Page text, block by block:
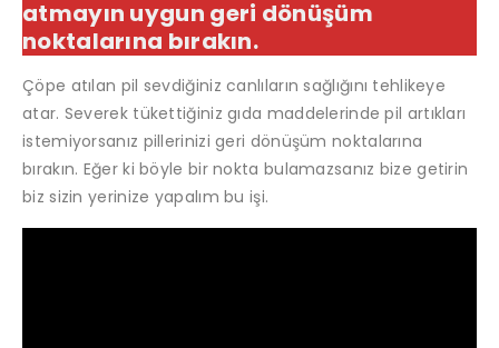
atmayın uygun geri dönüşüm
noktalarına bırakın.
Çöpe atılan pil sevdiğiniz canlıların sağlığını tehlikeye
atar. Severek tükettiğiniz gıda maddelerinde pil artıkları
istemiyorsanız pillerinizi geri dönüşüm noktalarına
bırakın. Eğer ki böyle bir nokta bulamazsanız bize getirin
biz sizin yerinize yapalım bu işi.